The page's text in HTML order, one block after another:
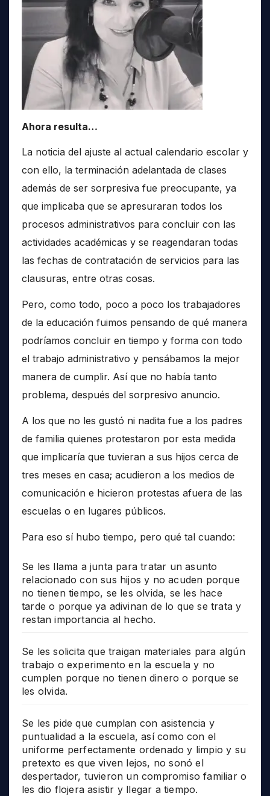
Ahora resulta…
La noticia del ajuste al actual calendario escolar y
con ello, la terminación adelantada de clases
además de ser sorpresiva fue preocupante, ya
que implicaba que se apresuraran todos los
procesos administrativos para concluir con las
actividades académicas y se reagendaran todas
las fechas de contratación de servicios para las
clausuras, entre otras cosas.
Pero, como todo, poco a poco los trabajadores
de la educación fuimos pensando de qué manera
podríamos concluir en tiempo y forma con todo
el trabajo administrativo y pensábamos la mejor
manera de cumplir. Así que no había tanto
problema, después del sorpresivo anuncio.
A los que no les gustó ni nadita fue a los padres
de familia quienes protestaron por esta medida
que implicaría que tuvieran a sus hijos cerca de
tres meses en casa; acudieron a los medios de
comunicación e hicieron protestas afuera de las
escuelas o en lugares públicos.
Para eso sí hubo tiempo, pero qué tal cuando:
Se les llama a junta para tratar un asunto
relacionado con sus hijos y no acuden porque
no tienen tiempo, se les olvida, se les hace
tarde o porque ya adivinan de lo que se trata y
restan importancia al hecho.
Se les solicita que traigan materiales para algún
trabajo o experimento en la escuela y no
cumplen porque no tienen dinero o porque se
les olvida.
Se les pide que cumplan con asistencia y
puntualidad a la escuela, así como con el
uniforme perfectamente ordenado y limpio y su
pretexto es que viven lejos, no sonó el
despertador, tuvieron un compromiso familiar o
les dio flojera asistir y llegar a tiempo.